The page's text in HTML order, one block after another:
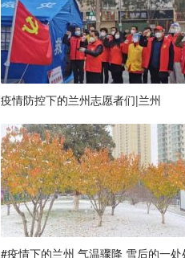
疫情防控下的兰州志愿者们|兰州
#疫情下的兰州 气温骤降 雪后的一